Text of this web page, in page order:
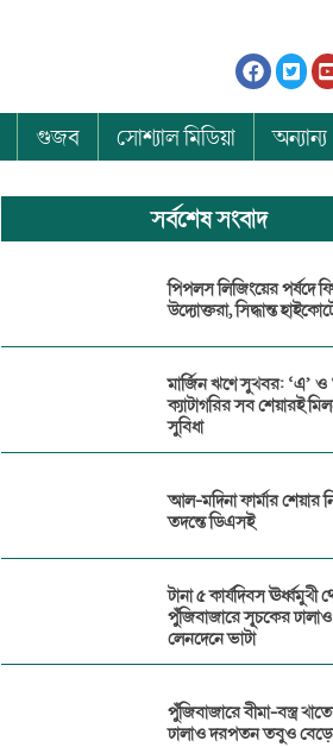
গুজব সোশ্যাল মিডিয়া অন্যান্য
সর্বশেষ সংবাদ
পিপলস লিজিংয়ের পর্ষদে
উদ্যোক্তরা, সিদ্ধান্ত
মার্জিন ঋণে সুখবর: ‘এ’ ও
ক্যাটাগরির সব শেয়ারই
সুবিধা
আল-মদিনা ফার্মার শেয়ার
তদন্তে ডিএসই
টানা ৫ কার্যদিবস ঊর্ধ্বমুখী
পুঁজিবাজারে সূচকের
লেনদেনে ভাটা
পুঁজিবাজারে বীমা-বস্ত্র
ঢালাও দরপতন তবুও